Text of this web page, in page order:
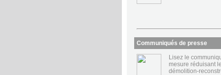
Communiqués de presse
Lisez le
mesure réduisant
démolition-